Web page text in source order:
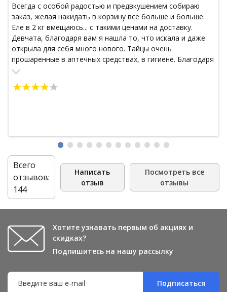
Всегда с особой радостью и предвкушением собираю
заказ, желая накидать в корзину все больше и больше.
Еле в 2 кг вмещаюсь... с такими ценами на доставку.
Девчата, благодаря вам я нашла то, что искала и даже
открыла для себя много нового. Тайцы очень
прошаренные в аптечных средствах, в гигиене. Благодаря
вам это доступно мне по оооочень низким ценам.
Всего
отзывов:
144
Написать
отзыв
Посмотреть все
отзывы
Хотите узнавать первым об акциях и
скидках?
Подпишитесь на нашу рассылку
Подписаться